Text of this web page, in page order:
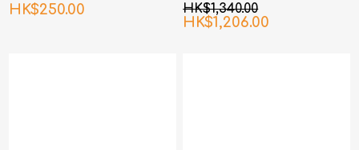
HK$250.00
HK$1,340.00
HK$1,206.00